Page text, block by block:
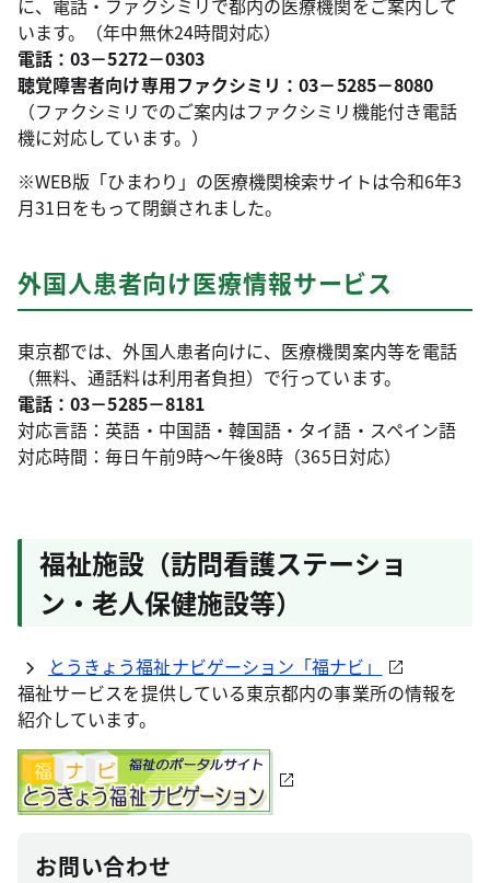
に、電話・ファクシミリで都内の医療機関をご案内して
います。（年中無休24時間対応）
電話：03－5272－0303
聴覚障害者向け専用ファクシミリ：03－5285－8080
（ファクシミリでのご案内はファクシミリ機能付き電話
機に対応しています。）
※WEB版「ひまわり」の医療機関検索サイトは令和6年3
月31日をもって閉鎖されました。
外国人患者向け医療情報サービス
東京都では、外国人患者向けに、医療機関案内等を電話
（無料、通話料は利用者負担）で行っています。
電話：03－5285－8181
対応言語：英語・中国語・韓国語・タイ語・スペイン語
対応時間：毎日午前9時～午後8時（365日対応）
福祉施設（訪問看護ステーショ
ン・老人保健施設等）
とうきょう福祉ナビゲーション「福ナビ」
福祉サービスを提供している東京都内の事業所の情報を
紹介しています。
お問い合わせ